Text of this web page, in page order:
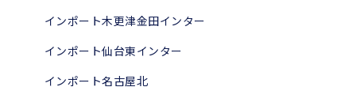
インポート木更津金田インター
インポート仙台東インター
インポート名古屋北